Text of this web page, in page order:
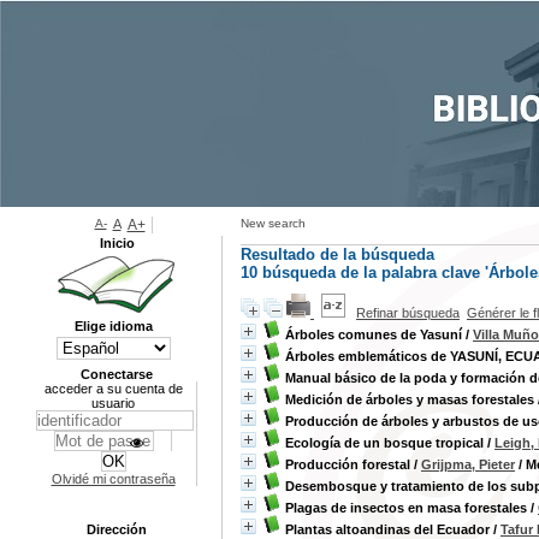
New search
Resultado de la búsqueda
10 búsqueda de la palabra clave
Refinar búsqueda Générer le
Árboles comunes de Yasuní / Villa
Árboles emblemáticos de YASUNÍ,
Manual básico de la poda y formación
Medición de árboles y masas forestales
Producción de árboles y arbustos de
Ecología de un bosque tropical / Leigh,
Producción forestal / Grijpma, Pieter /
Desembosque y tratamiento de los
Plagas de insectos en masa forestales /
Plantas altoandinas del Ecuador/ Tafur
A- A A+
Inicio
Elige idioma
Conectarse
acceder a su cuenta de
usuario
Olvidé mi contraseña
Dirección